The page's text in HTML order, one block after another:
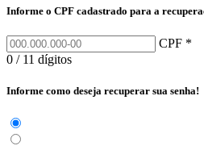
Informe o CPF cadastrado para a
CPF *
0 / 11 dígitos
Informe como deseja recuperar sua senha!